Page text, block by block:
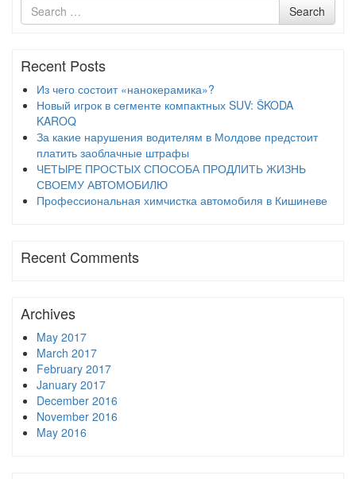
Search
for
Search
Recent Posts
Из чего состоит «нанокерамика»?
Новый игрок в сегменте компактных SUV: ŠKODA
KAROQ
За какие нарушения водителям в Молдове предстоит
платить заоблачные штрафы
ЧЕТЫРЕ ПРОСТЫХ СПОСОБА ПРОДЛИТЬ ЖИЗНЬ
СВОЕМУ АВТОМОБИЛЮ
Профессиональная химчистка автомобиля в Кишиневе
Recent Comments
Archives
May 2017
March 2017
February 2017
January 2017
December 2016
November 2016
May 2016